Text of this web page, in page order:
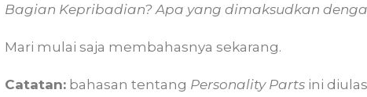
Bagian Kepribadian? Apa yang dimaksudkan
Mari mulai saja membahasnya sekarang.
Catatan: bahasan tentang Personality Parts ini